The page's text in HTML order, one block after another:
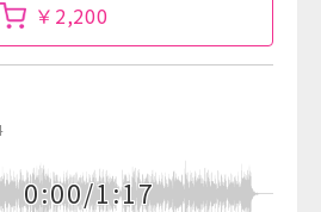
￥2,200
0:00/1:17